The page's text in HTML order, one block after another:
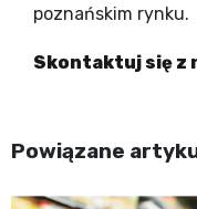
poznańskim rynku.
Skontaktuj się z
Powiązane